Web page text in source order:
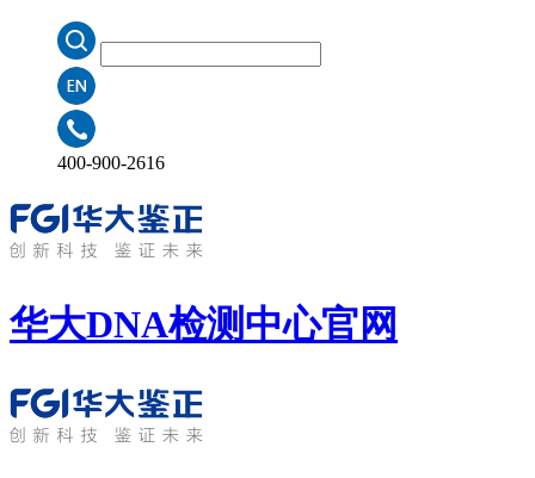
400-900-2616
华大DNA检测中心官网